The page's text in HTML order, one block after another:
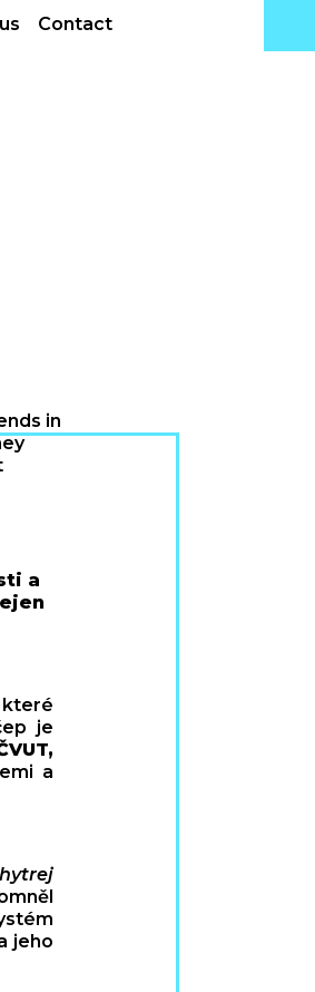
Contact
a
které
je
a
jeho